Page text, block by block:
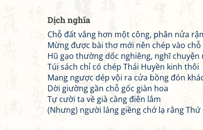
Dịch nghĩa
Chỗ đất vắng hơn một công, phân nửa
Mừng được bài thơ mới nên chép vào
Hũ gạo thường dốc nghiêng, nghĩ
Túi sách chỉ có chép Thái Huyền kinh thôi
Mang ngược dép vội ra cửa bồng đón
Dời giường gần chỗ gốc giàn hoa
Tự cười ta về già càng điên lắm
(Nhưng) người láng giềng chớ lạ rằng Thứ